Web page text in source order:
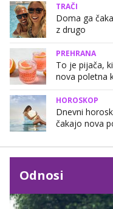
TRAČI
Doma ga
z drugo
PREHRANA
To je pijača,
nova poletna
HOROSKOP
Dnevni
čakajo nova
Odnosi